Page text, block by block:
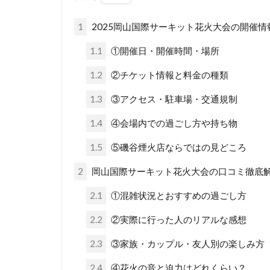
1 2025岡山国際サーキット花火大会の開催情
1.1 ①開催日・開催時間・場所
1.2 ②チケット情報と料金の種類
1.3 ③アクセス・駐車場・交通規制
1.4 ④会場内での過ごし方や持ち物
1.5 ⑤磯谷煙火店ならではの見どころ
2 岡山国際サーキット花火大会の口コミ徹底
2.1 ①混雑状況とおすすめの過ごし方
2.2 ②実際に行った人のリアルな感想
2.3 ③家族・カップル・友人別の楽しみ方
2.4 ④花火の音と迫力はどれくらい？